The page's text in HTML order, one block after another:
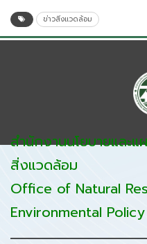
ข่าวสิ่งแวดล้อม
สำนักงานนโยบายและ
สิ่งแวดล้อม
Office of Natural
Environmental